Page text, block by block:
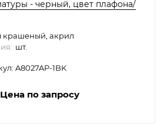
- черный, цвет плафона/
крашеный, акрил
шт.
A8027AP-1BK
Цена по запросу